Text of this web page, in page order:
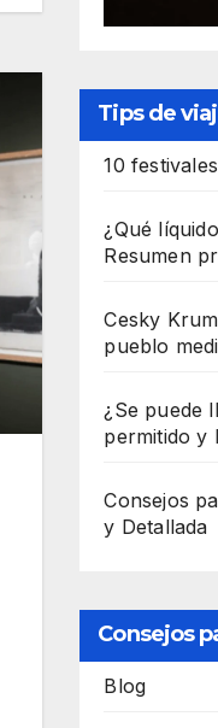
Tips de
10
¿Qué
Resumen
Cesky
pueblo
¿Se puede
permitido y
Consejos
y Detallada
Consejos
Blog